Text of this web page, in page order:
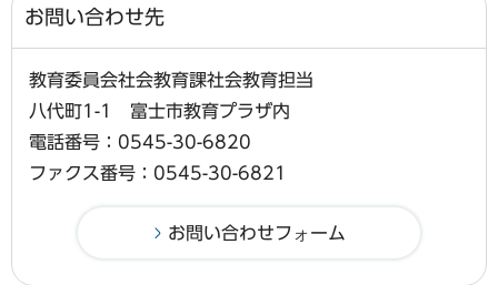
お問い合わせ先
教育委員会社会教育課社会教育担当
八代町1-1 富士市教育プラザ内
電話番号：0545-30-6820
ファクス番号：0545-30-6821